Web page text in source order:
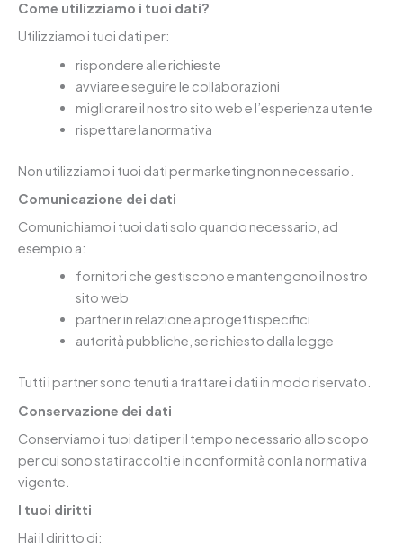
Come utilizziamo i tuoi dati?
Utilizziamo i tuoi dati per:
rispondere alle richieste
avviare e seguire le collaborazioni
migliorare il nostro sito web e l’esperienza utente
rispettare la normativa
Non utilizziamo i tuoi dati per marketing non necessario.
Comunicazione dei dati
Comunichiamo i tuoi dati solo quando necessario, ad
esempio a:
fornitori che gestiscono e mantengono il nostro
sito web
partner in relazione a progetti specifici
autorità pubbliche, se richiesto dalla legge
Tutti i partner sono tenuti a trattare i dati in modo riservato.
Conservazione dei dati
Conserviamo i tuoi dati per il tempo necessario allo scopo
per cui sono stati raccolti e in conformità con la normativa
vigente.
I tuoi diritti
Hai il diritto di: